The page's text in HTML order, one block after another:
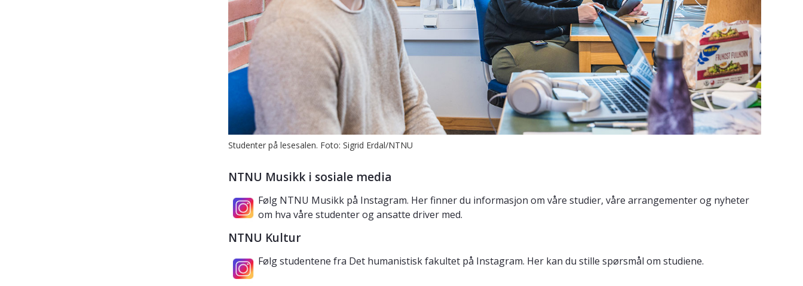
Studenter på lesesalen. Foto: Sigrid Erdal/NTNU
NTNU Musikk i sosiale media
Følg NTNU Musikk på Instagram. Her finner du informasjon om våre studier, våre arrangementer og nyheter
om hva våre studenter og ansatte driver med.
NTNU Kultur
Følg studentene fra Det humanistisk fakultet på Instagram. Her kan du stille spørsmål om studiene.